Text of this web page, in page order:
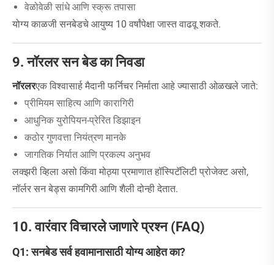
वेळोवेळी सांधे आणि स्क्रू तपासा
योग्य काळजी सनबेडचे आयुष्य 10 वर्षांपेक्षा जास्त वाढवू शकते.
9. नॉरलर सन बेड का निवडा
नॉरलरएक विश्वासार्ह मैदानी फर्निचर निर्माता आहे ज्यासाठी ओळखले जाते:
प्रीमियम साहित्य आणि कारागिरी
आधुनिक युरोपियन-प्रेरित डिझाइन
कठोर गुणवत्ता नियंत्रण मानके
जागतिक निर्यात आणि प्रकल्प अनुभव
लक्झरी व्हिला असो किंवा मोठ्या प्रमाणात हॉस्पिटॅलिटी प्रोजेक्ट असो,
नॉर्लर सन बेड्स कामगिरी आणि शैली दोन्ही देतात.
10. वारंवार विचारले जाणारे प्रश्न (FAQ)
Q1: सनबेड सर्व हवामानासाठी योग्य आहेत का?